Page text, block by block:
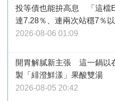
投等債也能拚高息 「這檔
達7.28％、連兩次站穩7％
2026-08-06 01:09
開胃解膩新主張 這一鍋以
製「緋澄鮮漾」果酸雙湯
2026-08-05 20:42